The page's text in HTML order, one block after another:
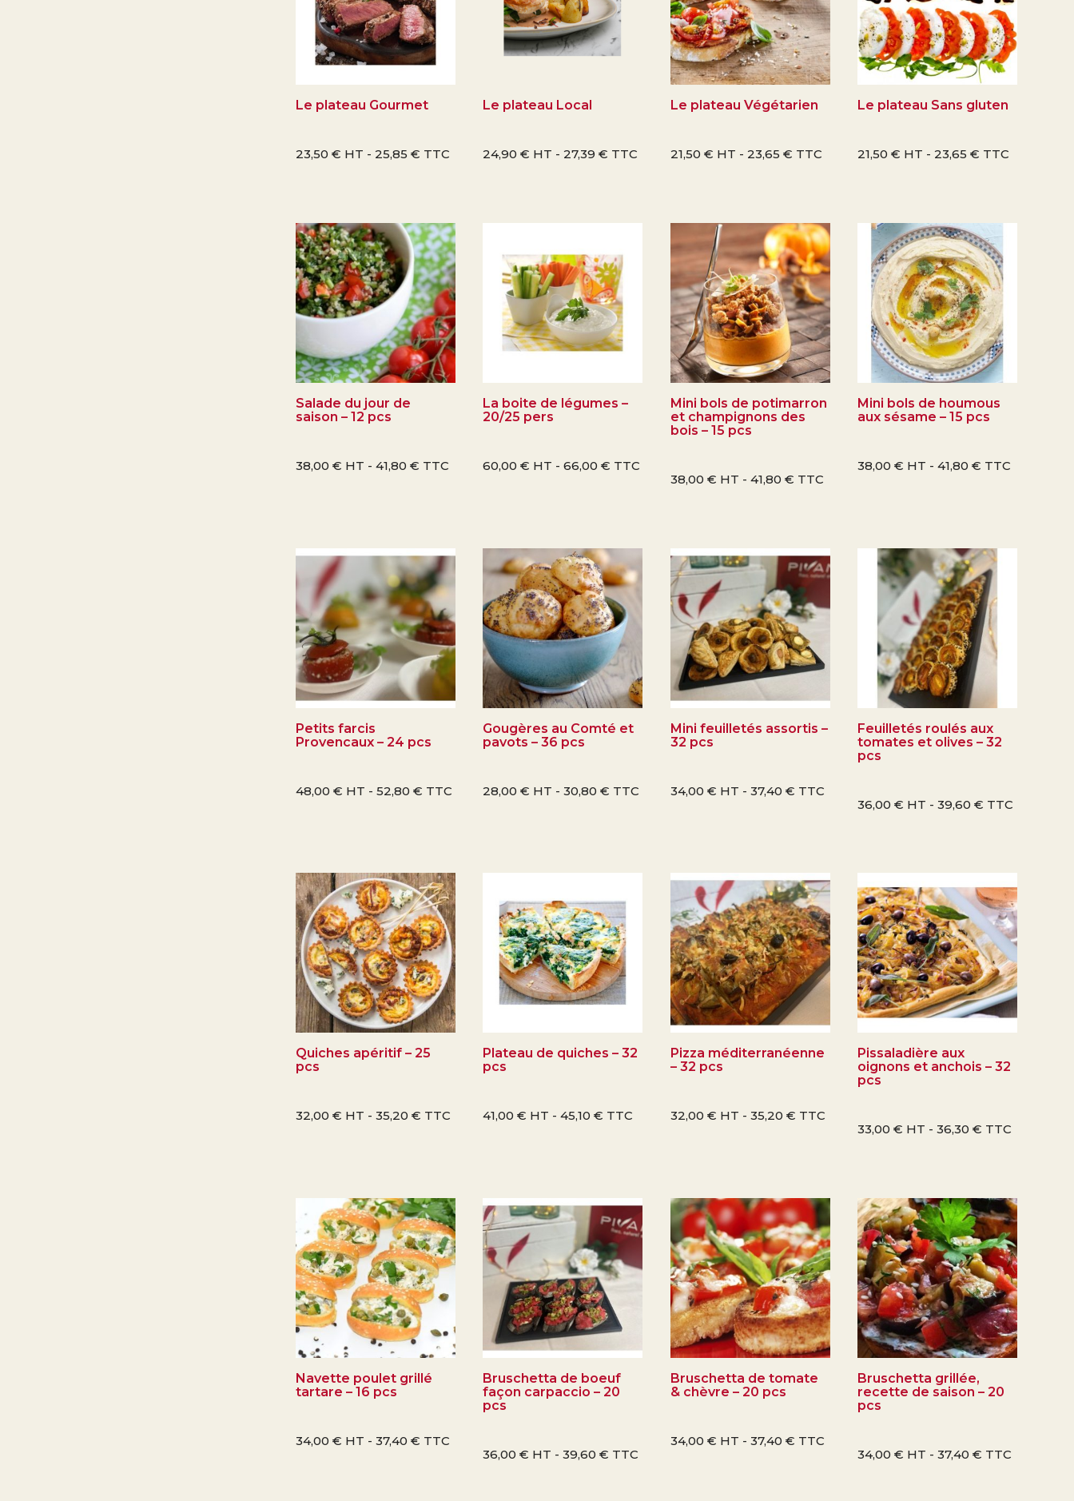
Le plateau Gourmet
23,50 € HT - 25,85 € TTC
Le plateau Local
24,90€ HT - 27,39€ TTC
Le plateau Végétarien
21,50 € HT - 23,65 € TTC
Le plateau Sans gluten
21,50€ HT - 23,65€ TTC
Salade du jour de
saison – 12 pcs
38,00 € HT - 41,80 € TTC
La boite de légumes –
20/25 pers
60,00€ HT -66,00€ TTC
Mini bols de potimarron
et champignons des
bois – 15 pcs
38,00 € HT - 41,80 € TTC
Mini bols de houmous
aux sésame – 15 pcs
38,00€ HT -41,80€ TTC
Petits farcis
Provencaux – 24 pcs
48,00 € HT - 52,80 € TTC
Gougères au Comté et
pavots – 36 pcs
28,00€ HT -30,80€ TTC
Mini feuilletés assortis –
32 pcs
34,00 € HT - 37,40 € TTC
Feuilletés roulés aux
tomates et olives – 32
pcs
36,00€ HT -39,60€ TTC
Quiches apéritif – 25
pcs
32,00 € HT - 35,20 € TTC
Plateau de quiches – 32
pcs
41,00€ HT -45,10€ TTC
Pizza méditerranéenne
– 32 pcs
32,00 € HT - 35,20 € TTC
Pissaladière aux
oignons et anchois – 32
pcs
33,00€ HT -36,30€ TTC
Navette poulet grillé
tartare – 16 pcs
34,00 € HT - 37,40 € TTC
Bruschetta de boeuf
façon carpaccio – 20
pcs
36,00€ HT -39,60€ TTC
Bruschetta de tomate
& chèvre – 20 pcs
34,00 € HT - 37,40 € TTC
Bruschetta grillée,
recette de saison – 20
pcs
34,00€ HT -37,40€ TTC